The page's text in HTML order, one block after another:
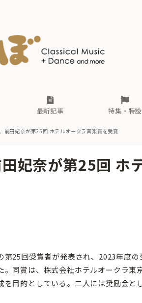
最新記事
古楽とその先と オー
特集・特設
現場のプロが推す！間違
無料ライブ配信スケジュー
あ さ
古楽とその先と
無料ライブ配信スケジュー
あ か さ
前田妃奈が第25回 ホテルオークラ音楽賞を受賞
妃奈が第25回 ホ
25回受賞者が発表され、2023年度
。同賞は、株式会社ホテルオークラ
を目的としている。二人には奨励金と